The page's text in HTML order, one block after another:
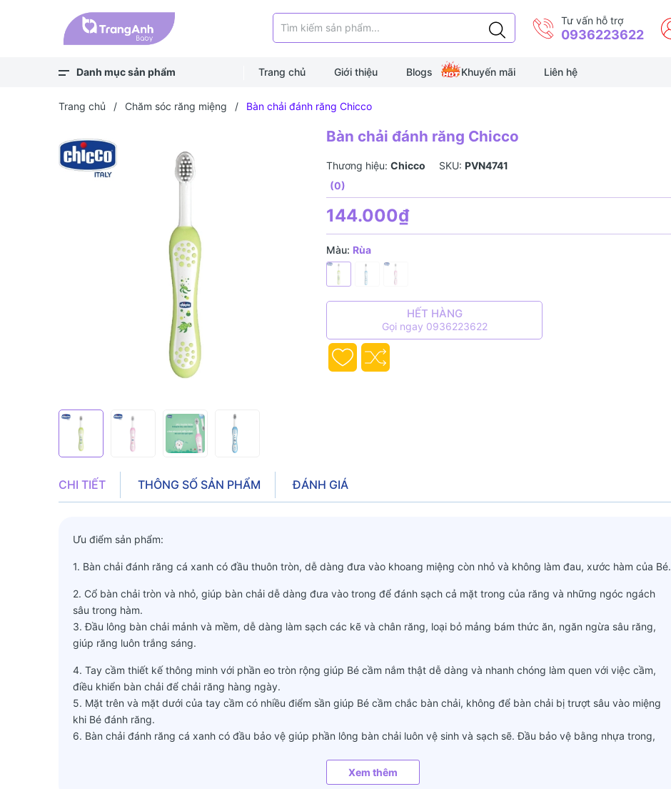
Tư vấn hỗ trợ
0936223622
Danh mục sản phẩm Trang chủ Giới thiệu Blogs Khuyến mãi Liên hệ
Trang chủ / Chăm sóc răng miệng / Bàn chải đánh răng Chicco
Bàn chải đánh răng Chicco
Thương hiệu: Chicco SKU: PVN4741
(0)
144.000₫
Màu: Rùa
HẾT HÀNG
Gọi ngay 0936223622
CHI TIẾT THÔNG SỐ SẢN PHẨM ĐÁNH GIÁ
Ưu điểm sản phẩm:
1. Bàn chải đánh răng cá xanh có đầu thuôn tròn, dễ dàng đưa vào khoang miệng còn nhỏ và không làm đau, xước hàm của Bé.
2. Cổ bàn chải tròn và nhỏ, giúp bàn chải dễ dàng đưa vào trong để đánh sạch cả mặt trong của răng và những ngóc ngách
sâu trong hàm.
3. Đầu lông bàn chải mảnh và mềm, dễ dàng làm sạch các kẽ và chân răng, loại bỏ mảng bám thức ăn, ngăn ngừa sâu răng,
giúp răng luôn trắng sáng.
4. Tay cầm thiết kế thông minh với phần eo tròn rộng giúp Bé cầm nắm thật dễ dàng và nhanh chóng làm quen với việc cầm,
điều khiển bàn chải để chải răng hàng ngày.
5. Mặt trên và mặt dưới của tay cầm có nhiều điểm sần giúp Bé cầm chắc bàn chải, không để bàn chải bị trượt sâu vào miệng
khi Bé đánh răng.
6. Bàn chải đánh răng cá xanh có đầu bảo vệ giúp phần lông bàn chải luôn vệ sinh và sạch sẽ. Đầu bảo vệ bằng nhựa trong,
7. Họa tiết vui nhộn: Rùa con tinh nghịch, Bướm hoa đáng yêu và Cá xanh vui vẻ cho các Bé lựa chọn.
Xem thêm